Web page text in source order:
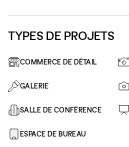
TYPES DE PROJETS
COMMERCE DE DÉTAIL
GALERIE
SALLE DE CONFÉRENCE
ESPACE DE BUREAU